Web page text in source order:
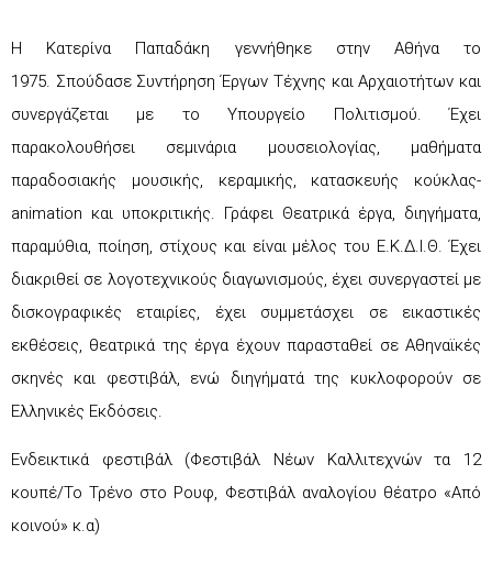
Η Κατερίνα Παπαδάκη γεννήθηκε στην Αθήνα το
1975. Σπούδασε Συντήρηση Έργων Τέχνης και Αρχαιοτήτων και
συνεργάζεται με το Υπουργείο Πολιτισμού. Έχει
παρακολουθήσει σεμινάρια μουσειολογίας, μαθήματα
παραδοσιακής μουσικής, κεραμικής, κατασκευής κούκλας-
animation και υποκριτικής. Γράφει Θεατρικά έργα, διηγήματα,
παραμύθια, ποίηση, στίχους και είναι μέλος του Ε.Κ.Δ.Ι.Θ. Έχει
διακριθεί σε λογοτεχνικούς διαγωνισμούς, έχει συνεργαστεί με
δισκογραφικές εταιρίες, έχει συμμετάσχει σε εικαστικές
εκθέσεις, θεατρικά της έργα έχουν παρασταθεί σε Aθηναϊκές
σκηνές και φεστιβάλ, ενώ διηγήματά της κυκλοφορούν σε
Ελληνικές Εκδόσεις.
Ενδεικτικά φεστιβάλ (Φεστιβάλ Νέων Καλλιτεχνών τα 12
κουπέ/Το Τρένο στο Ρουφ, Φεστιβάλ αναλογίου θέατρο «Από
κοινού» κ.α)